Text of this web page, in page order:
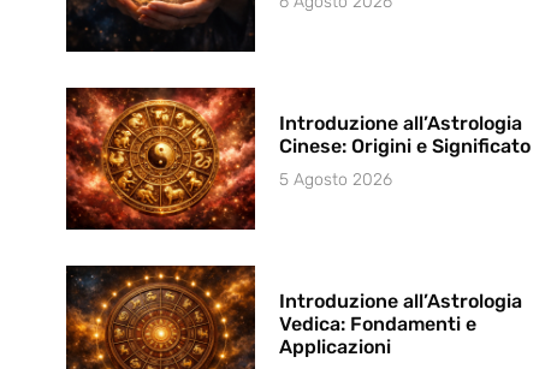
Introduzione all’Astrologia
Cinese: Origini e Significato
5 Agosto 2026
Introduzione all’Astrologia
Vedica: Fondamenti e
Applicazioni